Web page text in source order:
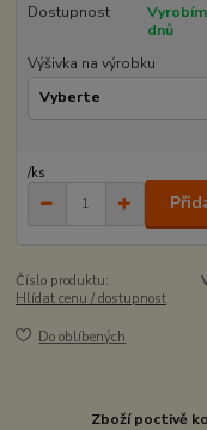
Dostupnost
dnů
Výšivka na výrobku
/ks
Číslo produktu:
Hlídat cenu / dostupnost
Do oblíbených
Zboží poctivě